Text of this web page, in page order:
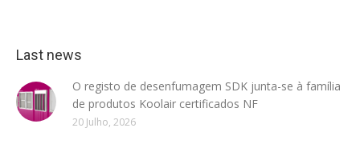
Last news
O registo de desenfumagem SDK junta-se à família
de produtos Koolair certificados NF
20 Julho, 2026